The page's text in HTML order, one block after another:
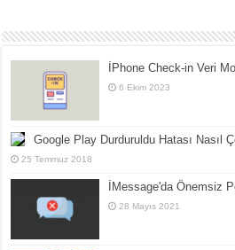
İPhone Check-in Veri
6 Ekim 2023
Google Play Durduruldu Hatası Nasıl
25 Temmuz 2018
İMessage'da Önemsiz
28 Mayıs 2021